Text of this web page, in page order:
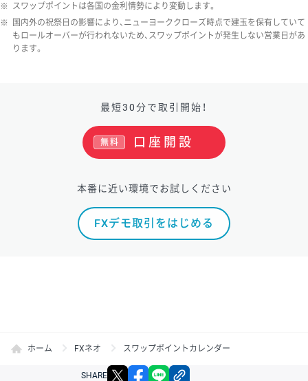
※ スワップポイントは各国の金利情勢により変動します。
※
国内外の祝祭日の影響により、ニューヨーククローズ時点で建玉を保有していて
もロールオーバーが行われないため、スワップポイントが発生しない営業日があ
ります。
最短30分で取引開始！
口座開設
無料
本番に近い環境でお試しください
FXデモ取引をはじめる
ホーム FXネオ スワップポイントカレンダー
SHARE X facebook